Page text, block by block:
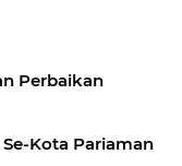
Perbaikan
Kota Pariaman